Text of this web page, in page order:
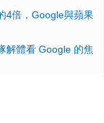
4倍，Google與蘋果
解體看 Google 的焦